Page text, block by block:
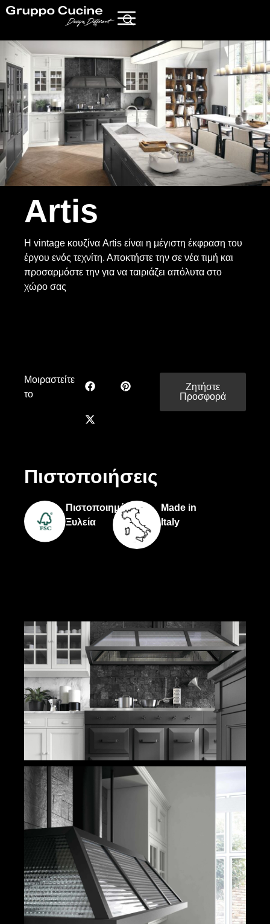
Artis
Η vintage κουζίνα Artis είναι η μέγιστη έκφραση του
έργου ενός τεχνίτη. Αποκτήστε την σε νέα τιμή και
προσαρμόστε την για να ταιριάζει απόλυτα στο
χώρο σας
Μοιραστείτε
το
Ζητήστε
Προσφορά
Πιστοποιήσεις
Πιστοποιημένη
Ξυλεία
Made in
Italy